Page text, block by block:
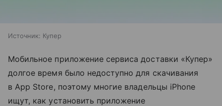
Источник: Купер
Мобильное приложение сервиса доставки «Купер»
долгое время было недоступно для скачивания
в App Store, поэтому многие владельцы iPhone
ищут, как установить приложение